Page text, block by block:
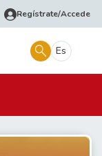
Regístrate/Accede
Es